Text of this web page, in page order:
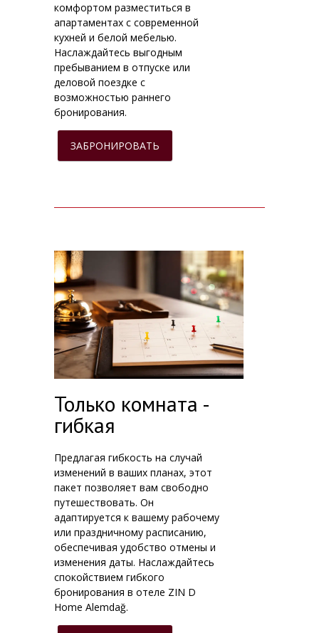
комфортом разместиться в
апартаментах с современной
кухней и белой мебелью.
Наслаждайтесь выгодным
пребыванием в отпуске или
деловой поездке с
возможностью раннего
бронирования.
ЗАБРОНИРОВАТЬ
Только комната -
гибкая
Предлагая гибкость на случай
изменений в ваших планах, этот
пакет позволяет вам свободно
путешествовать. Он
адаптируется к вашему рабочему
или праздничному расписанию,
обеспечивая удобство отмены и
изменения даты. Наслаждайтесь
спокойствием гибкого
бронирования в отеле ZIN D
Home Alemdağ.